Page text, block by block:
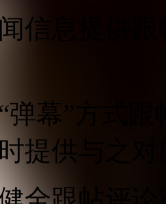
闻信息提供
弹幕”方式
提供与之